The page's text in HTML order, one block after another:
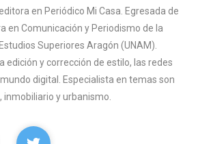
en Periódico Mi Casa. Egresada de
en Comunicación y Periodismo de la
Superiores Aragón (UNAM).
edición y corrección de estilo, las redes
digital. Especialista en temas son
inmobiliario y urbanismo.